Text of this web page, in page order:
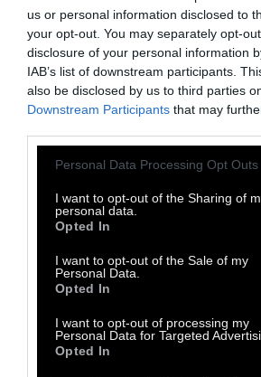
us or personal information disclosed to
your opt-out. You may separately opt-
disclosure of your personal information
IAB’s list of downstream participants.
also be disclosed by us to third parties
Downstream Participants that may
Personal Data Processing Opt Outs
I want to opt-out of the Sharing of
personal data.
Opted In
I want to opt-out of the Sale of my
Personal Data.
Opted In
I want to opt-out of processing my
Personal Data for Targeted
Opted In